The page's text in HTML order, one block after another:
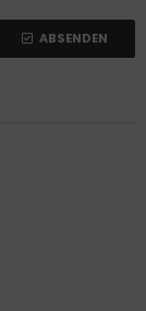
ABSENDEN